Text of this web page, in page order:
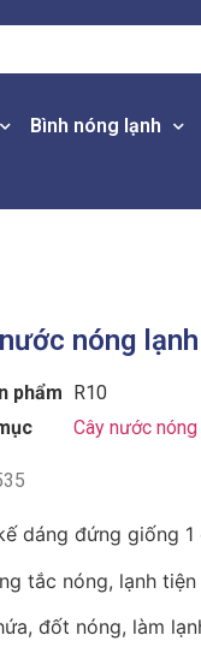
Bình nóng lạnh
nóng
phẩm R10
Cây nước
dáng đứng giống 1
tắc nóng, lạnh tiện
đốt nóng, làm